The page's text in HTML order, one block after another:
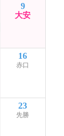
9
大安
16
赤口
23
先勝